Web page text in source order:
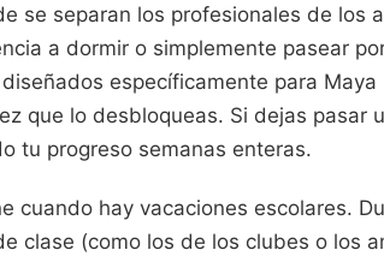
se separan los profesionales de los
a dormir o simplemente pasear
específicamente para
que lo desbloqueas. Si dejas pasar
tu progreso semanas enteras.
cuando hay vacaciones escolares.
clase (como los de los clubes o los